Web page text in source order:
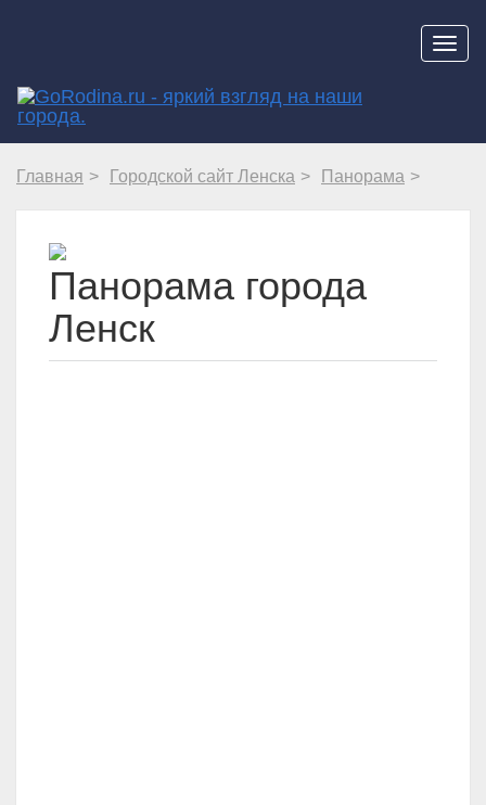
Главная Городской сайт Ленска Панорама
Панорама города
Ленск